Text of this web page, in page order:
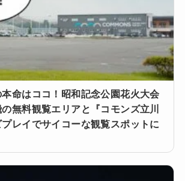
本命はココ！昭和記念公園花火大会
無料観覧エリアと『コモンズ立川
レイでサイコーな観覧スポットに